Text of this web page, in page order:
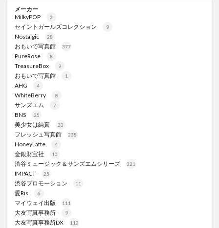
メーカー
MilkyPOP
2
セイントガールズコレクション 9
Nostalgic 28
おもいで写真館 377
PureRose 8
TreasureBox 9
おもいで写真館 1
AHG 4
WhiteBerry 8
サンズエム 7
BNS 25
美少女は純真 20
フレッシュ写真館 238
HoneyLatte 4
金銀財宝社 10
渋谷ミュージック＆サンズエムシリーズ 321
IMPACT 25
渋谷プロモーション 11
愛Ris 6
マイウェイ出版 111
大友写真事務所 9
大友写真事務所DX 112